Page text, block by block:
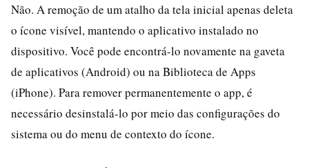
Não. A remoção de um atalho da tela inicial apenas deleta
o ícone visível, mantendo o aplicativo instalado no
dispositivo. Você pode encontrá-lo novamente na gaveta
de aplicativos (Android) ou na Biblioteca de Apps
(iPhone). Para remover permanentemente o app, é
necessário desinstalá-lo por meio das configurações do
sistema ou do menu de contexto do ícone.